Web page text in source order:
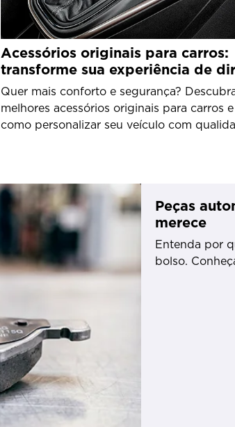
Acessórios originais para carros:
transforme sua experiência de
Quer mais conforto e segurança?
melhores acessórios originais para carros
como personalizar seu veículo com
Peças
merece
Entenda por
bolso.